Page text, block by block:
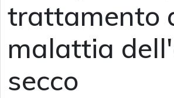
trattamento
malattia
secco